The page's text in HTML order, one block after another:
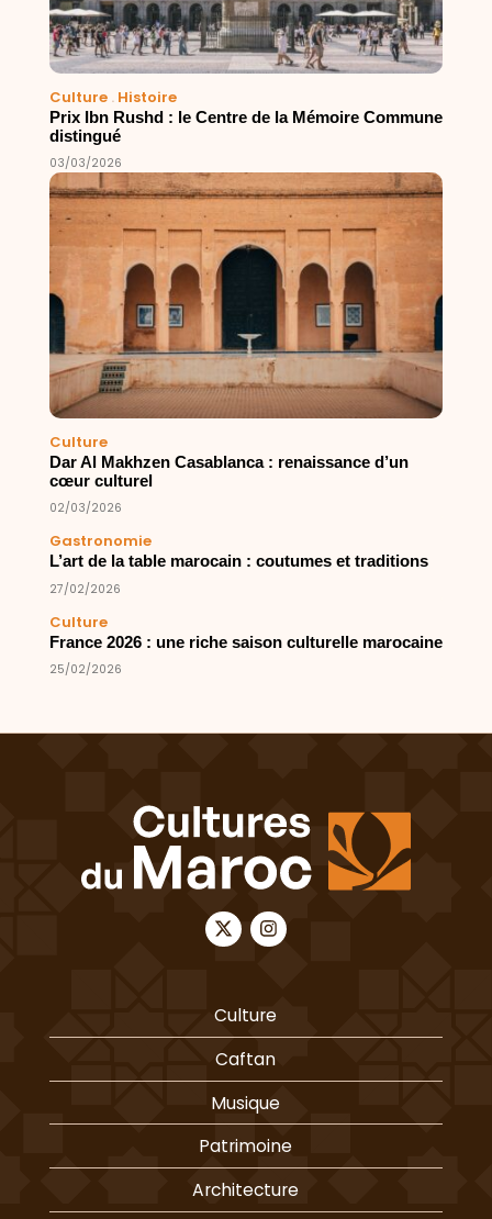
Culture. Histoire
Prix Ibn Rushd : le Centre de la Mémoire Commune
distingué
03/03/2026
Culture
Dar Al Makhzen Casablanca : renaissance d’un
cœur culturel
02/03/2026
Gastronomie
L’art de la table marocain : coutumes et traditions
27/02/2026
Culture
France 2026 : une riche saison culturelle marocaine
25/02/2026
Culture
Caftan
Musique
Patrimoine
Architecture